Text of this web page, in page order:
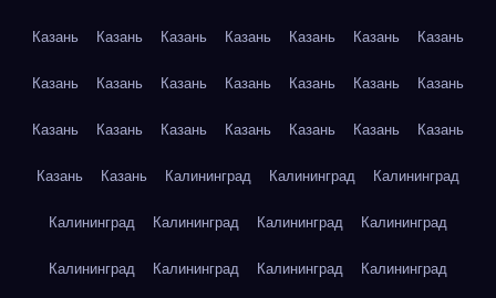
Казань Казань Казань Казань Казань Казань Казань
Казань Казань Казань Казань Казань Казань Казань
Казань Казань Казань Казань Казань Казань Казань
Казань Казань Калининград Калининград Калининград
Калининград Калининград Калининград Калининград
Калининград Калининград Калининград Калининград